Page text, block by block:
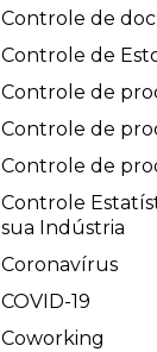
Controle de
Controle de
Controle de
Controle de
Controle de
Controle
sua Indústria
Coronavírus
COVID-19
Coworking